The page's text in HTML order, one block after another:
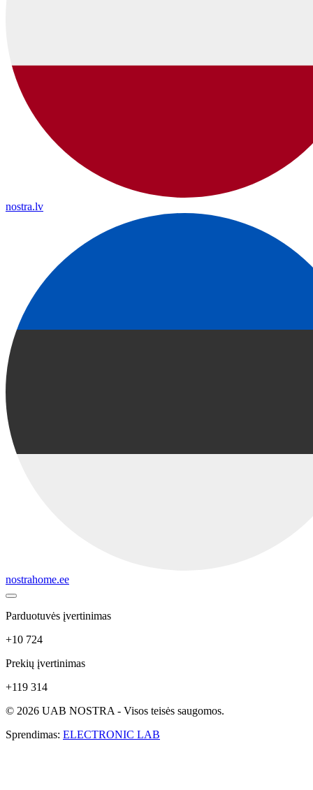
nostra.lv
nostrahome.ee
Parduotuvės įvertinimas
+10 724
Prekių įvertinimas
+119 314
© 2026 UAB NOSTRA - Visos teisės saugomos.
Sprendimas: ELECTRONIC LAB